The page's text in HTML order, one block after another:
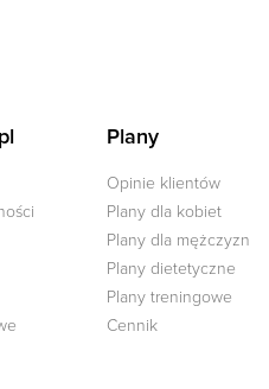
Plany
Opinie klientów
Plany dla kobiet
Plany dla mężczyzn
Plany dietetyczne
Plany treningowe
Cennik